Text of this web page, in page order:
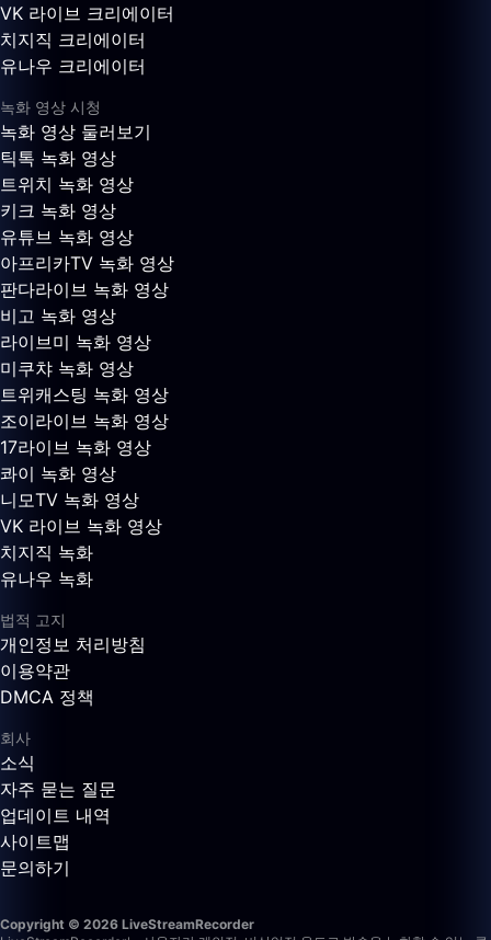
VK 라이브 크리에이터
치지직 크리에이터
유나우 크리에이터
녹화 영상 시청
녹화 영상 둘러보기
틱톡 녹화 영상
트위치 녹화 영상
키크 녹화 영상
유튜브 녹화 영상
아프리카TV 녹화 영상
판다라이브 녹화 영상
비고 녹화 영상
라이브미 녹화 영상
미쿠챠 녹화 영상
트위캐스팅 녹화 영상
조이라이브 녹화 영상
17라이브 녹화 영상
콰이 녹화 영상
니모TV 녹화 영상
VK 라이브 녹화 영상
치지직 녹화
유나우 녹화
법적 고지
개인정보 처리방침
이용약관
DMCA 정책
회사
소식
자주 묻는 질문
업데이트 내역
사이트맵
문의하기
Copyright © 2026 LiveStreamRecorder